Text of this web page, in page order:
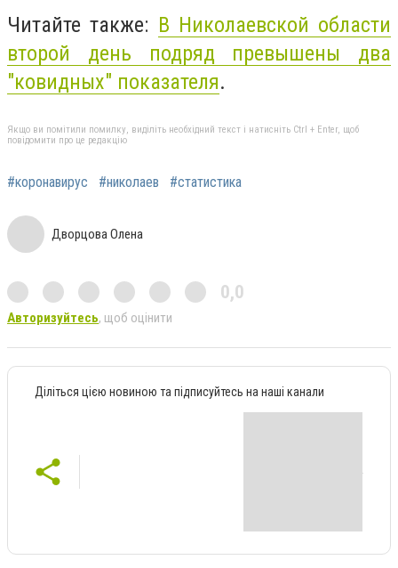
Читайте также: В Николаевской области
второй день подряд превышены два
"ковидных" показателя.
Якщо ви помітили помилку, виділіть необхідний текст і натисніть Ctrl + Enter, щоб
повідомити про це редакцію
#коронавирус #николаев #статистика
Дворцова Олена
0,0
Авторизуйтесь, щоб оцінити
Діліться цією новиною та підписуйтесь на наші канали